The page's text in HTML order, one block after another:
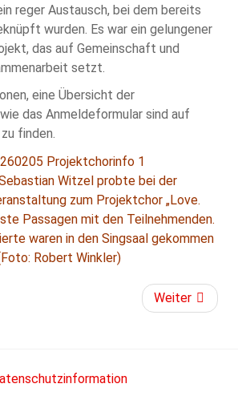
reger Austausch, bei dem bereits
wurden. Es war ein gelungener
das auf Gemeinschaft und
setzt.
eine Übersicht der
das Anmeldeformular sind auf
finden.
Witzel probte bei der
zum Projektchor „Love.
Passagen mit den Teilnehmenden.
waren in den Singsaal gekommen
Robert Winkler)
Weiter